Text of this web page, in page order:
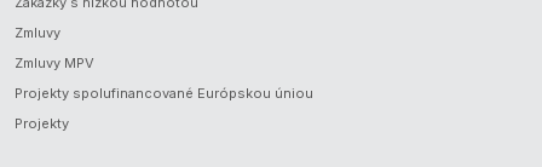
Zmluvy
Zmluvy MPV
Projekty spolufinancované Európskou úniou
Projekty